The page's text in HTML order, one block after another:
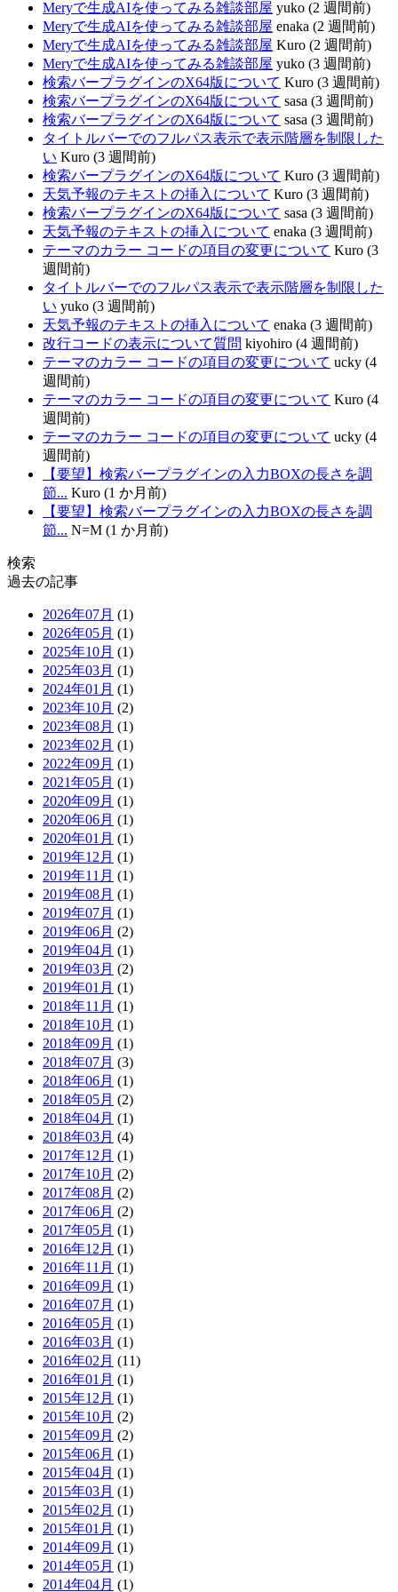
Meryで生成AIを使ってみる雑談部屋 yuko (2 週間前)
Meryで生成AIを使ってみる雑談部屋 enaka (2 週間前)
Meryで生成AIを使ってみる雑談部屋 Kuro (2 週間前)
Meryで生成AIを使ってみる雑談部屋 yuko (3 週間前)
検索バープラグインのX64版について Kuro (3 週間前)
検索バープラグインのX64版について sasa (3 週間前)
検索バープラグインのX64版について sasa (3 週間前)
タイトルバーでのフルパス表示で表示階層を制限した
い Kuro (3 週間前)
検索バープラグインのX64版について Kuro (3 週間前)
天気予報のテキストの挿入について Kuro (3 週間前)
検索バープラグインのX64版について sasa (3 週間前)
天気予報のテキストの挿入について enaka (3 週間前)
テーマのカラー コードの項目の変更について Kuro (3
週間前)
タイトルバーでのフルパス表示で表示階層を制限した
い yuko (3 週間前)
天気予報のテキストの挿入について enaka (3 週間前)
改行コードの表示について質問 kiyohiro (4 週間前)
テーマのカラー コードの項目の変更について ucky (4
週間前)
テーマのカラー コードの項目の変更について Kuro (4
週間前)
テーマのカラー コードの項目の変更について ucky (4
週間前)
【要望】検索バープラグインの入力BOXの長さを調
節... Kuro (1 か月前)
【要望】検索バープラグインの入力BOXの長さを調
節... N=M (1 か月前)
検索
過去の記事
2026年07月 (1)
2026年05月 (1)
2025年10月 (1)
2025年03月 (1)
2024年01月 (1)
2023年10月 (2)
2023年08月 (1)
2023年02月 (1)
2022年09月 (1)
2021年05月 (1)
2020年09月 (1)
2020年06月 (1)
2020年01月 (1)
2019年12月 (1)
2019年11月 (1)
2019年08月 (1)
2019年07月 (1)
2019年06月 (2)
2019年04月 (1)
2019年03月 (2)
2019年01月 (1)
2018年11月 (1)
2018年10月 (1)
2018年09月 (1)
2018年07月 (3)
2018年06月 (1)
2018年05月 (2)
2018年04月 (1)
2018年03月 (4)
2017年12月 (1)
2017年10月 (2)
2017年08月 (2)
2017年06月 (2)
2017年05月 (1)
2016年12月 (1)
2016年11月 (1)
2016年09月 (1)
2016年07月 (1)
2016年05月 (1)
2016年03月 (1)
2016年02月 (11)
2016年01月 (1)
2015年12月 (1)
2015年10月 (2)
2015年09月 (2)
2015年06月 (1)
2015年04月 (1)
2015年03月 (1)
2015年02月 (1)
2015年01月 (1)
2014年09月 (1)
2014年05月 (1)
2014年04月 (1)